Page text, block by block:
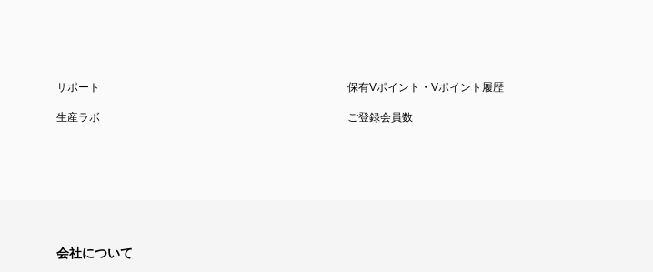
サポート 保有Vポイント・Vポイント履歴
生産ラボ ご登録会員数
会社について